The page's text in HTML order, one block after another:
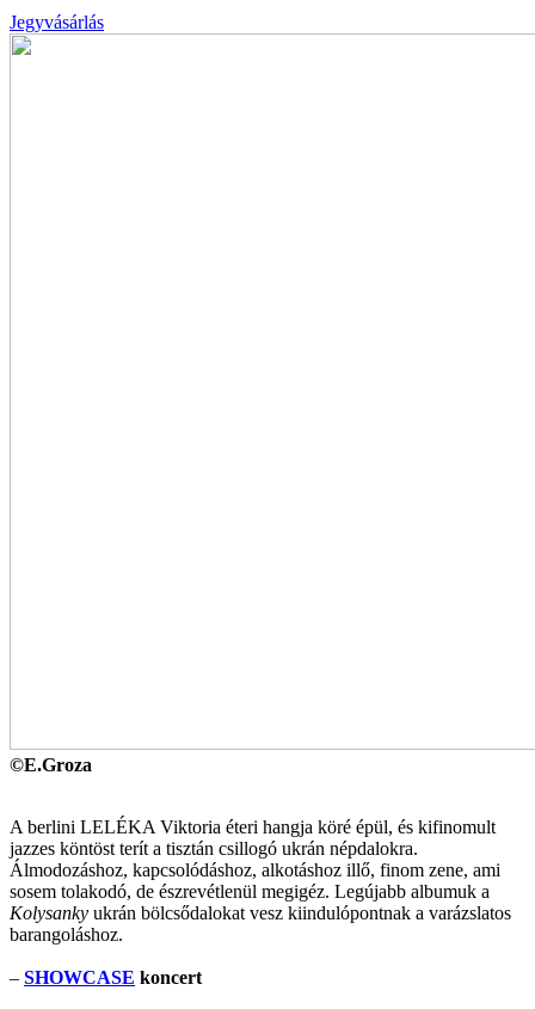
Jegyvásárlás
©E.Groza
A berlini LELÉKA Viktoria éteri hangja köré épül, és kifinomult
jazzes köntöst terít a tisztán csillogó ukrán népdalokra.
Álmodozáshoz, kapcsolódáshoz, alkotáshoz illő, finom zene, ami
sosem tolakodó, de észrevétlenül megigéz. Legújabb albumuk a
Kolysanky ukrán bölcsődalokat vesz kiindulópontnak a varázslatos
barangoláshoz.
– SHOWCASE koncert